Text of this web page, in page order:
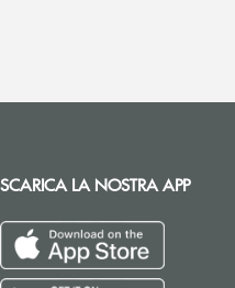
SCARICA LA NOSTRA APP